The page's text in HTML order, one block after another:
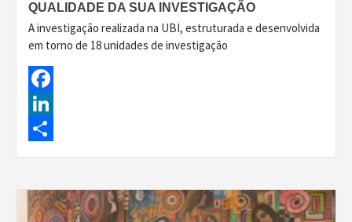
QUALIDADE DA SUA INVESTIGAÇÃO
A investigação realizada na UBI, estruturada e desenvolvida
em torno de 18 unidades de investigação
Facebook
LinkedIn
Share